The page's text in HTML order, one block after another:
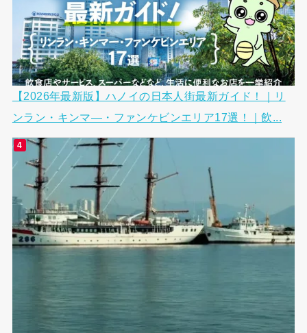
【2026年最新版】ハノイの日本人街最新ガイド！｜リ
ンラン・キンマ―・ファンケビンエリア17選！｜飲...